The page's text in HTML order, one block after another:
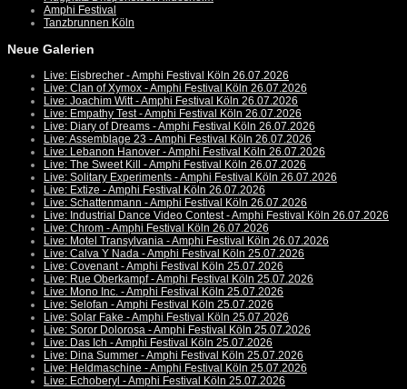
Amphi Festival
Tanzbrunnen Köln
Neue Galerien
Live: Eisbrecher - Amphi Festival Köln 26.07.2026
Live: Clan of Xymox - Amphi Festival Köln 26.07.2026
Live: Joachim Witt - Amphi Festival Köln 26.07.2026
Live: Empathy Test - Amphi Festival Köln 26.07.2026
Live: Diary of Dreams - Amphi Festival Köln 26.07.2026
Live: Assemblage 23 - Amphi Festival Köln 26.07.2026
Live: Lebanon Hanover - Amphi Festival Köln 26.07.2026
Live: The Sweet Kill - Amphi Festival Köln 26.07.2026
Live: Solitary Experiments - Amphi Festival Köln 26.07.2026
Live: Extize - Amphi Festival Köln 26.07.2026
Live: Schattenmann - Amphi Festival Köln 26.07.2026
Live: Industrial Dance Video Contest - Amphi Festival Köln 26.07.2026
Live: Chrom - Amphi Festival Köln 26.07.2026
Live: Motel Transylvania - Amphi Festival Köln 26.07.2026
Live: Calva Y Nada - Amphi Festival Köln 25.07.2026
Live: Covenant - Amphi Festival Köln 25.07.2026
Live: Rue Oberkampf - Amphi Festival Köln 25.07.2026
Live: Mono Inc. - Amphi Festival Köln 25.07.2026
Live: Selofan - Amphi Festival Köln 25.07.2026
Live: Solar Fake - Amphi Festival Köln 25.07.2026
Live: Soror Dolorosa - Amphi Festival Köln 25.07.2026
Live: Das Ich - Amphi Festival Köln 25.07.2026
Live: Dina Summer - Amphi Festival Köln 25.07.2026
Live: Heldmaschine - Amphi Festival Köln 25.07.2026
Live: Echoberyl - Amphi Festival Köln 25.07.2026